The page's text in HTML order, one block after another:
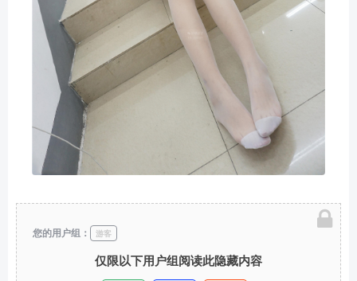
仅限以下用户组阅读此隐藏内容
您的用户组： 游客